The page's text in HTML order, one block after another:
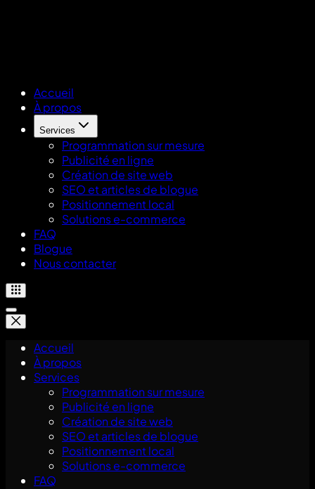
Accueil
À propos
Services
Programmation sur mesure
Publicité en ligne
Création de site web
SEO et articles de blogue
Positionnement local
Solutions e-commerce
FAQ
Blogue
Nous contacter
Accueil
À propos
Services
Programmation sur mesure
Publicité en ligne
Création de site web
SEO et articles de blogue
Positionnement local
Solutions e-commerce
FAQ